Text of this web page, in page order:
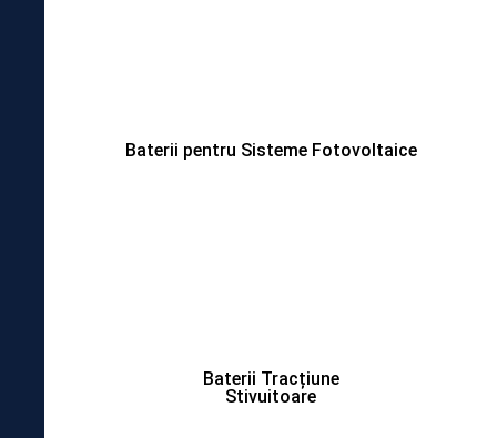
Baterii pentru Sisteme Fotovoltaice
Baterii Tracțiune
Stivuitoare